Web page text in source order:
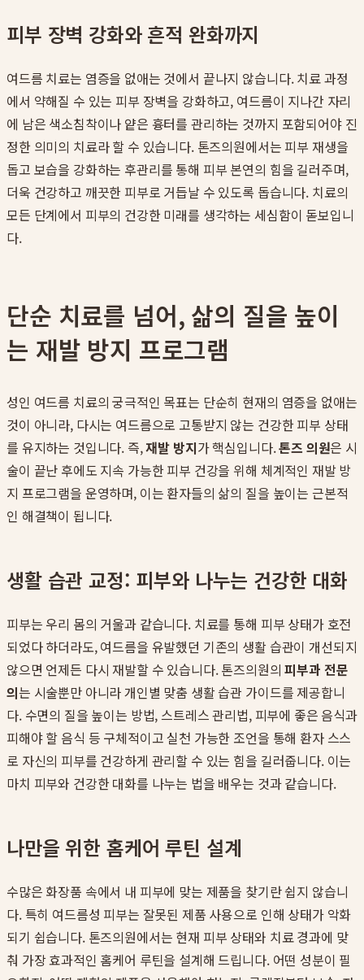
피부 장벽 강화와 흔적 완화까지
여드름 치료는 염증을 없애는 것에서 끝나지 않습니다. 치료 과정
에서 약해질 수 있는 피부 장벽을 강화하고, 여드름이 지나간 자리
에 남은 색소침착이나 얕은 흉터를 관리하는 것까지 포함되어야 진
정한 의미의 치료라 할 수 있습니다. 톤즈의원에서는 피부 재생을
돕고 보습을 강화하는 후관리를 통해 피부 본연의 힘을 길러주며,
더욱 건강하고 깨끗한 피부로 거듭날 수 있도록 돕습니다. 치료의
모든 단계에서 피부의 건강한 미래를 생각하는 세심함이 돋보입니
다.
단순 치료를 넘어, 삶의 질을 높이
는 재발 방지 프로그램
성인 여드름 치료의 궁극적인 목표는 단순히 현재의 염증을 없애는
것이 아니라, 다시는 여드름으로 고통받지 않는 건강한 피부 상태
를 유지하는 것입니다. 즉,재발 방지가 핵심입니다.톤즈 의원은 시
술이 끝난 후에도 지속 가능한 피부 건강을 위해 체계적인 재발 방
지 프로그램을 운영하며, 이는 환자들의 삶의 질을 높이는 근본적
인 해결책이 됩니다.
생활 습관 교정: 피부와 나누는 건강한 대화
피부는 우리 몸의 거울과 같습니다. 치료를 통해 피부 상태가 호전
되었다 하더라도, 여드름을 유발했던 기존의 생활 습관이 개선되지
않으면 언제든 다시 재발할 수 있습니다. 톤즈의원의피부과 전문
의는 시술뿐만 아니라 개인별 맞춤 생활 습관 가이드를 제공합니
다. 수면의 질을 높이는 방법, 스트레스 관리법, 피부에 좋은 음식과
피해야 할 음식 등 구체적이고 실천 가능한 조언을 통해 환자 스스
로 자신의 피부를 건강하게 관리할 수 있는 힘을 길러줍니다. 이는
마치 피부와 건강한 대화를 나누는 법을 배우는 것과 같습니다.
나만을 위한 홈케어 루틴 설계
수많은 화장품 속에서 내 피부에 맞는 제품을 찾기란 쉽지 않습니
다. 특히 여드름성 피부는 잘못된 제품 사용으로 인해 상태가 악화
되기 쉽습니다. 톤즈의원에서는 현재 피부 상태와 치료 경과에 맞
춰 가장 효과적인 홈케어 루틴을 설계해 드립니다. 어떤 성분이 필